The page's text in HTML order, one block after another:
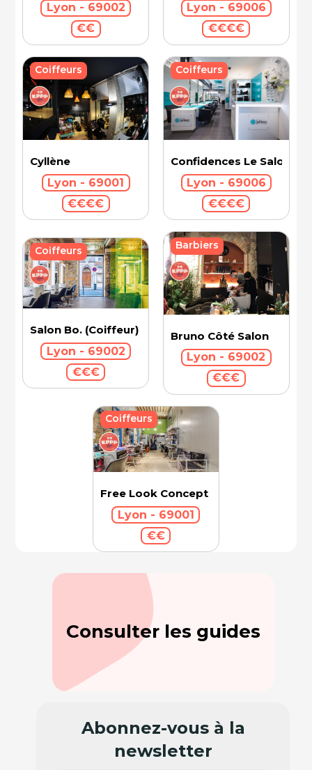
Lyon - 69002
€€
Lyon - 69006
€€€€
Cyllène
Lyon - 69001
€€€€
Coiffeurs
Confidences Le Salon -
Lyon - 69006
€€€€
Coiffeurs
Salon Bo. (Coiffeur)
Lyon - 69002
€€€
Coiffeurs
Bruno Côté Salon
Lyon - 69002
€€€
Barbiers
Free Look Concept
Lyon - 69001
€€
Coiffeurs
Consulter les guides
Abonnez-vous à la
newsletter